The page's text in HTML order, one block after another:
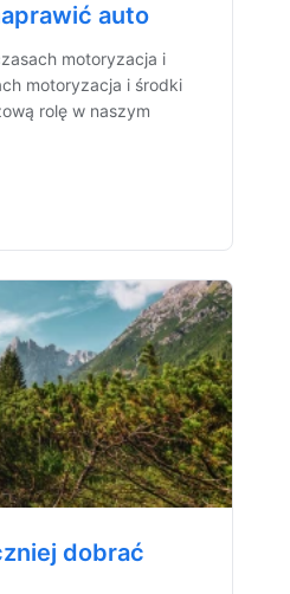
auto
motoryzacja i
motoryzacja i środki
rolę w naszym
dobrać